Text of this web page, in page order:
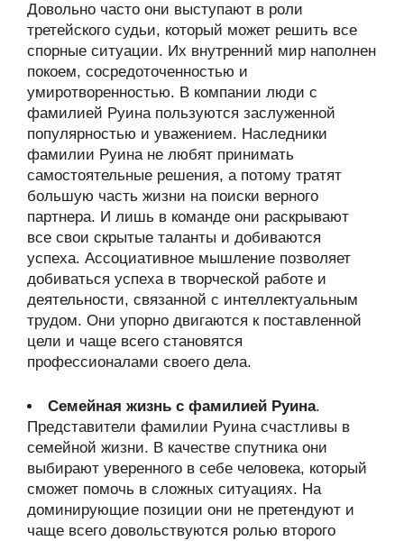
Довольно часто они выступают в роли
третейского судьи, который может решить все
спорные ситуации. Их внутренний мир наполнен
покоем, сосредоточенностью и
умиротворенностью. В компании люди с
фамилией Руина пользуются заслуженной
популярностью и уважением. Наследники
фамилии Руина не любят принимать
самостоятельные решения, а потому тратят
большую часть жизни на поиски верного
партнера. И лишь в команде они раскрывают
все свои скрытые таланты и добиваются
успеха. Ассоциативное мышление позволяет
добиваться успеха в творческой работе и
деятельности, связанной с интеллектуальным
трудом. Они упорно двигаются к поставленной
цели и чаще всего становятся
профессионалами своего дела.
Семейная жизнь с фамилией Руина.
Представители фамилии Руина счастливы в
семейной жизни. В качестве спутника они
выбирают уверенного в себе человека, который
сможет помочь в сложных ситуациях. На
доминирующие позиции они не претендуют и
чаще всего довольствуются ролью второго